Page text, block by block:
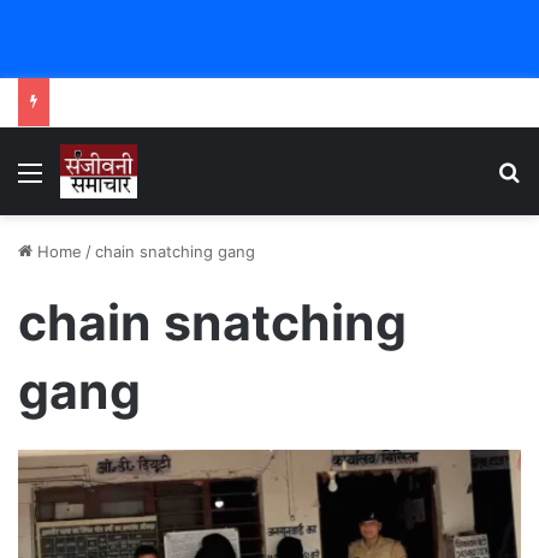
Menu
Home /chain snatching gang
chain snatching
gang